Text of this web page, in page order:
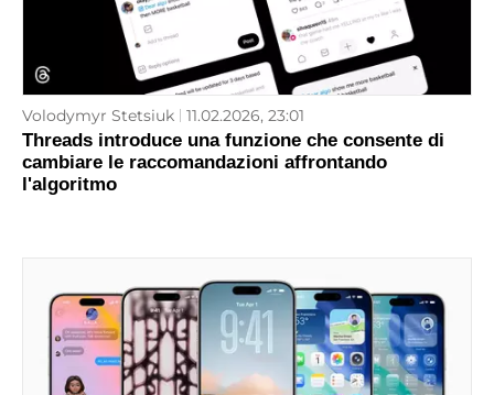
Volodymyr Stetsiuk 11.02.2026, 23:01
Threads introduce una funzione che consente di
cambiare le raccomandazioni affrontando
l'algoritmo